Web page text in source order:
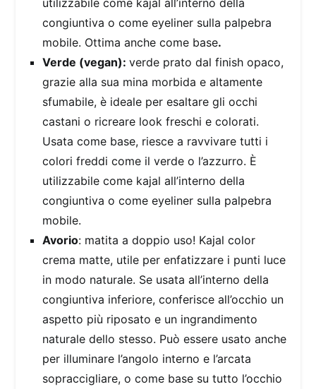
utilizzabile come kajal all’interno della
congiuntiva o come eyeliner sulla palpebra
mobile. Ottima anche come base.
Verde (vegan):verde prato dal finish opaco,
grazie alla sua mina morbida e altamente
sfumabile, è ideale per esaltare gli occhi
castani o ricreare look freschi e colorati.
Usata come base, riesce a ravvivare tutti i
colori freddi come il verde o l’azzurro. È
utilizzabile come kajal all’interno della
congiuntiva o come eyeliner sulla palpebra
mobile.
Avorio: matita a doppio uso! Kajal color
crema matte, utile per enfatizzare i punti luce
in modo naturale. Se usata all’interno della
congiuntiva inferiore, conferisce all’occhio un
aspetto più riposato e un ingrandimento
naturale dello stesso. Può essere usato anche
per illuminare l’angolo interno e l’arcata
sopraccigliare, o come base su tutto l’occhio